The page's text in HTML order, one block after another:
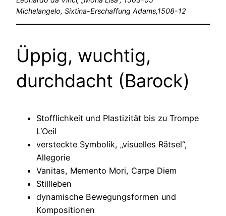
Michelangelo, Sixtina-Erschaffung Adams,1508-12
Üppig, wuchtig,
durchdacht (Barock)
Stofflichkeit und Plastizität bis zu Trompe
L‘Oeil
versteckte Symbolik, „visuelles Rätsel“,
Allegorie
Vanitas, Memento Mori, Carpe Diem
Stillleben
dynamische Bewegungsformen und
Kompositionen